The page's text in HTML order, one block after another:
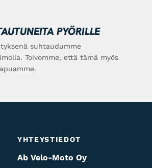
PYÖRILLE
suhtaudumme
Toivomme, että tämä myös
YHTEYSTIEDOT
Ab Velo-Moto Oy